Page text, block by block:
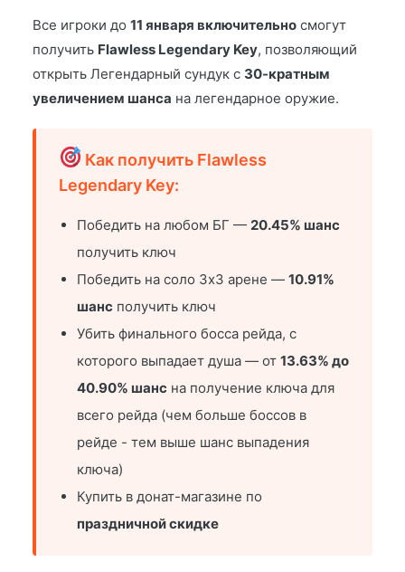
Все игроки до 11 января включительно смогут
получить Flawless Legendary Key, позволяющий
открыть Легендарный сундук с 30-кратным
увеличением шанса на легендарное оружие.
Как получить Flawless
Legendary Key:
Победить на любом БГ — 20.45% шанс
получить ключ
Победить на соло 3х3 арене — 10.91%
шанс получить ключ
Убить финального босса рейда, с
которого выпадает душа — от 13.63% до
40.90% шанс на получение ключа для
всего рейда (чем больше боссов в
рейде - тем выше шанс выпадения
ключа)
Купить в донат-магазине по
праздничной скидке